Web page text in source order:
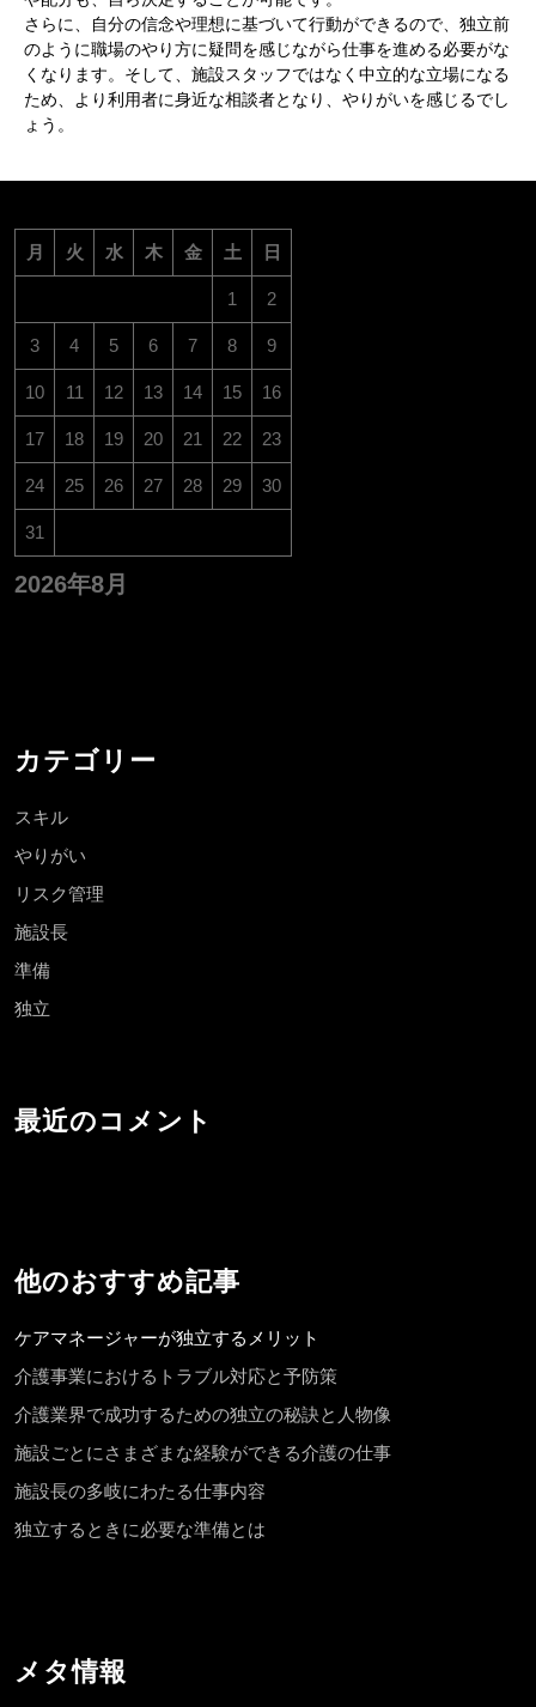
さらに、自分の信念や理想に基づいて行動ができるので、独立前
のように職場のやり方に疑問を感じながら仕事を進める必要がな
くなります。そして、施設スタッフではなく中立的な立場になる
ため、より利用者に身近な相談者となり、やりがいを感じるでし
ょう。
2026年8月
月 火 水 木 金 土 日
1 2
3 4 5 6 7 8 9
10 11 12 13 14 15 16
17 18 19 20 21 22 23
24 25 26 27 28 29 30
31
カテゴリー
スキル
やりがい
リスク管理
施設長
準備
独立
最近のコメント
他のおすすめ記事
ケアマネージャーが独立するメリット
介護事業におけるトラブル対応と予防策
介護業界で成功するための独立の秘訣と人物像
施設ごとにさまざまな経験ができる介護の仕事
施設長の多岐にわたる仕事内容
独立するときに必要な準備とは
メタ情報